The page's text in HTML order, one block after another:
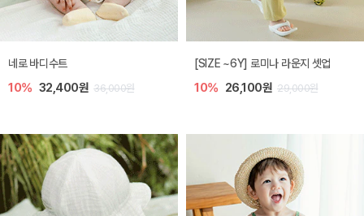
네로 바디수트
10% 32,400원 36,000원
[SIZE ~6Y] 로미나 라운지 셋업
10% 26,100원 29,000원